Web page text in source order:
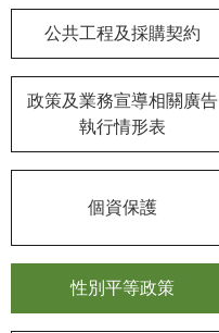
民
務
平
區
善
公共工程及採購契約
政策及業務宣導相關廣告
執行情形表
個資保護
性別平等政策